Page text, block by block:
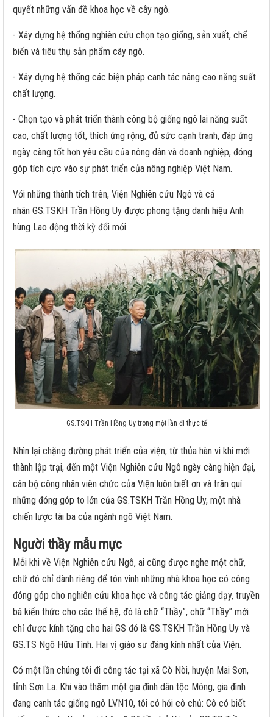
quyết những vấn đề khoa học về cây ngô.
- Xây dựng hệ thống nghiên cứu chọn tạo giống, sản xuất, chế
biến và tiêu thụ sản phẩm cây ngô.
- Xây dựng hệ thống các biện pháp canh tác nâng cao năng suất
chất lượng.
- Chọn tạo và phát triển thành công bộ giống ngô lai năng suất
cao, chất lượng tốt, thích ứng rộng, đủ sức cạnh tranh, đáp ứng
ngày càng tốt hơn yêu cầu của nông dân và doanh nghiệp, đóng
góp tích cực vào sự phát triển của nông nghiệp Việt Nam.
Với những thành tích trên, Viện Nghiên cứu Ngô và cá
nhân GS.TSKH Trần Hồng Uy được phong tặng danh hiệu Anh
hùng Lao động thời kỳ đổi mới.
GS.TSKH Trần Hồng Uy trong một lần đi thực tế
Nhìn lại chặng đường phát triển của viện, từ thủa hàn vi khi mới
thành lập trại, đến một Viện Nghiên cứu Ngô ngày càng hiện đại,
cán bộ công nhân viên chức của Viện luôn biết ơn và trân quí
những đóng góp to lớn của GS.TSKH Trần Hồng Uy, một nhà
chiến lược tài ba của ngành ngô Việt Nam.
Người thầy mẫu mực
Mỗi khi về Viện Nghiên cứu Ngô, ai cũng được nghe một chữ,
chữ đó chỉ dành riêng để tôn vinh những nhà khoa học có công
đóng góp cho nghiên cứu khoa học và công tác giảng dạy, truyền
bá kiến thức cho các thế hệ, đó là chữ “Thầy”, chữ “Thầy” mới
chỉ được kính tặng cho hai GS đó là GS.TSKH Trần Hồng Uy và
GS.TS Ngô Hữu Tình. Hai vị giáo sư đáng kính nhất của Viện.
Có một lần chúng tôi đi công tác tại xã Cò Nòi, huyện Mai Sơn,
tỉnh Sơn La. Khi vào thăm một gia đình dân tộc Mông, gia đình
đang canh tác giống ngô LVN10, tôi có hỏi cô chủ: Cô có biết